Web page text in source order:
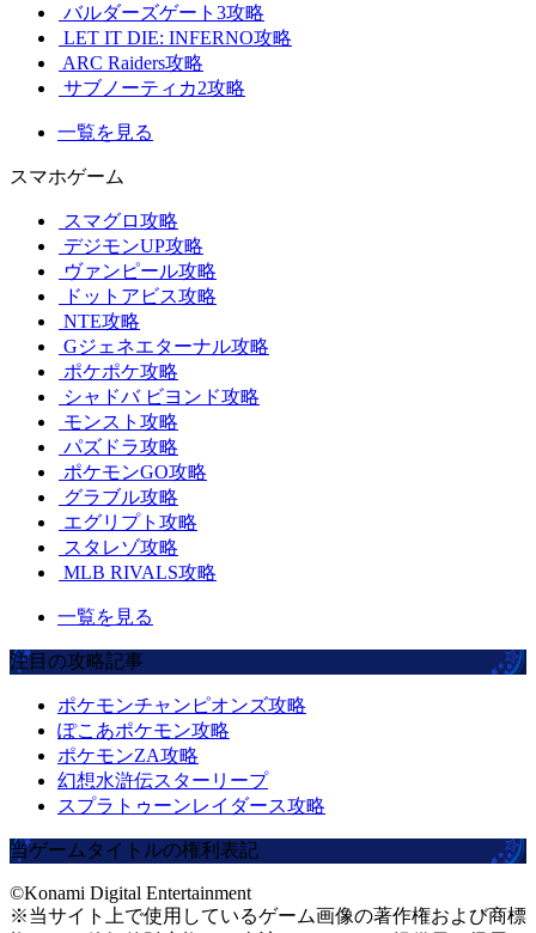
バルダーズゲート3攻略
LET IT DIE: INFERNO攻略
ARC Raiders攻略
サブノーティカ2攻略
一覧を見る
スマホゲーム
スマグロ攻略
デジモンUP攻略
ヴァンピール攻略
ドットアビス攻略
NTE攻略
Gジェネエターナル攻略
ポケポケ攻略
シャドバ ビヨンド攻略
モンスト攻略
パズドラ攻略
ポケモンGO攻略
グラブル攻略
エグリプト攻略
スタレゾ攻略
MLB RIVALS攻略
一覧を見る
注目の攻略記事
ポケモンチャンピオンズ攻略
ぽこあポケモン攻略
ポケモンZA攻略
幻想水滸伝スターリープ
スプラトゥーンレイダース攻略
当ゲームタイトルの権利表記
©Konami Digital Entertainment
※当サイト上で使用しているゲーム画像の著作権および商標